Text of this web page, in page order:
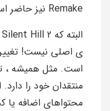
Remake نیز حاضر است.
ی اصلی نیست!
است. مثل همیشه ،
منتقدان خود را دارد.
محتواهای اضافه یا